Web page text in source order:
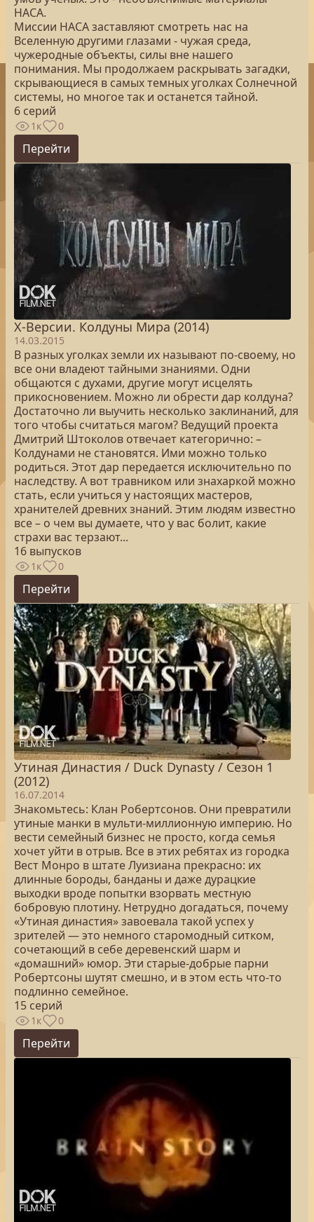
НАСА.
Миссии НАСА заставляют смотреть нас на
Вселенную другими глазами - чужая среда,
чужеродные объекты, силы вне нашего
понимания. Мы продолжаем раскрывать загадки,
скрывающиеся в самых темных уголках Солнечной
системы, но многое так и останется тайной.
6 серий
1к 0
Перейти
Х-Версии. Колдуны Мира (2014)
14.03.2015
В разных уголках земли их называют по-своему, но
все они владеют тайными знаниями. Одни
общаются с духами, другие могут исцелять
прикосновением. Можно ли обрести дар колдуна?
Достаточно ли выучить несколько заклинаний, для
того чтобы считаться магом? Ведущий проекта
Дмитрий Штоколов отвечает категорично: –
Колдунами не становятся. Ими можно только
родиться. Этот дар передается исключительно по
наследству. А вот травником или знахаркой можно
стать, если учиться у настоящих мастеров,
хранителей древних знаний. Этим людям известно
все – о чем вы думаете, что у вас болит, какие
страхи вас терзают...
16 выпусков
1к 0
Перейти
Утиная Династия / Duck Dynasty / Сезон 1
(2012)
16.07.2014
Знакомьтесь: Клан Робертсонов. Они превратили
утиные манки в мульти-миллионную империю. Но
вести семейный бизнес не просто, когда семья
хочет уйти в отрыв. Все в этих ребятах из городка
Вест Монро в штате Луизиана прекрасно: их
длинные бороды, банданы и даже дурацкие
выходки вроде попытки взорвать местную
бобровую плотину. Нетрудно догадаться, почему
«Утиная династия» завоевала такой успех у
зрителей — это немного старомодный ситком,
сочетающий в себе деревенский шарм и
«домашний» юмор. Эти старые-добрые парни
Робертсоны шутят смешно, и в этом есть что-то
подлинно семейное.
15 серий
1к 0
Перейти